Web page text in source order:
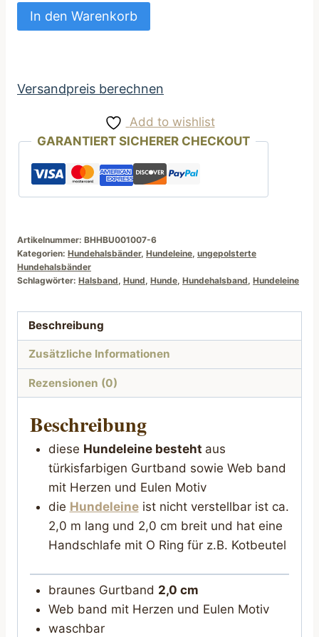
türkisfarbige
Hundeleine
Eule
In den Warenkorb
Versandpreis berechnen
Add to wishlist
GARANTIERT SICHERER CHECKOUT
Artikelnummer: BHHBU001007-6
Kategorien: Hundehalsbänder, Hundeleine, ungepolsterte
Hundehalsbänder
Schlagwörter: Halsband, Hund, Hunde, Hundehalsband, Hundeleine
Beschreibung
Zusätzliche Informationen
Rezensionen (0)
Beschreibung
diese Hundeleine besteht aus
türkisfarbigen Gurtband sowie Web band
mit Herzen und Eulen Motiv
die Hundeleineist nicht verstellbar ist ca.
2,0 m lang und 2,0 cm breit und hat eine
Handschlafe mit O Ring für z.B. Kotbeutel
braunes Gurtband 2,0 cm
Web band mit Herzen und Eulen Motiv
waschbar